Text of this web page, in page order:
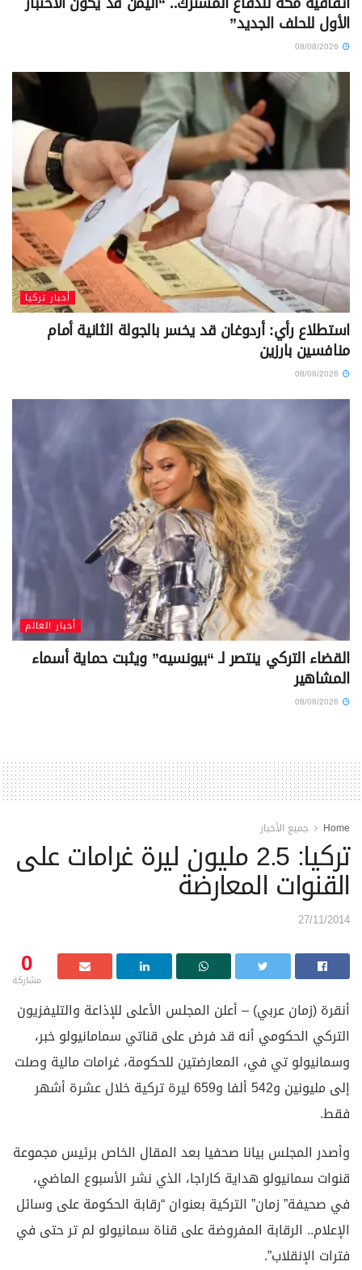
الأول للحلف الجديد”
أخبار تركيا
استطلاع رأي: أردوغان قد يخسر بالجولة الثانية أمام
منافسين بارزين
أخبار العالم
القضاء التركي ينتصر لـ “بيونسيه” ويثبت حماية أسماء
المشاهير
Home جميع الأخبار
تركيا: 2.5 مليون ليرة غرامات على
القنوات المعارضة
27/11/2014
0
مشاركة
أنقرة (زمان عربي) – أعلن المجلس الأعلى للإذاعة والتليفزيون
التركي الحكومي أنه قد فرض على قناتي سمامانيولو خبر،
وسمانيولو تي في، المعارضتين للحكومة، غرامات مالية وصلت
إلى مليونين و542 ألفا و659 ليرة تركية خلال عشرة أشهر
فقط.
وأصدر المجلس بيانا صحفيا بعد المقال الخاص برئيس مجموعة
قنوات سمانيولو هداية كاراجا، الذي نشر الأسبوع الماضي،
في صحيفة” زمان” التركية بعنوان “رقابة الحكومة على وسائل
الإعلام.. الرقابة المفروضة على قناة سمانيولو لم تر حتى في
فترات الإنقلاب”.